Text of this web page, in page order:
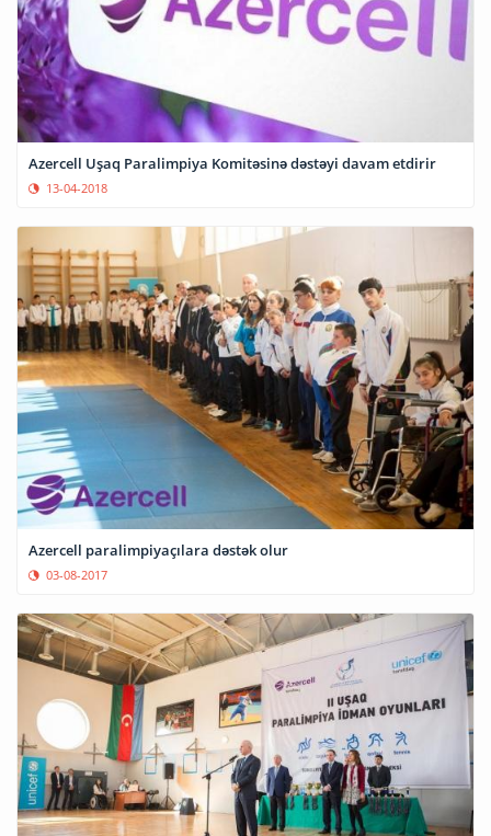
Azercell Uşaq Paralimpiya Komitəsinə dəstəyi davam etdirir
13-04-2018
Azercell paralimpiyaçılara dəstək olur
03-08-2017